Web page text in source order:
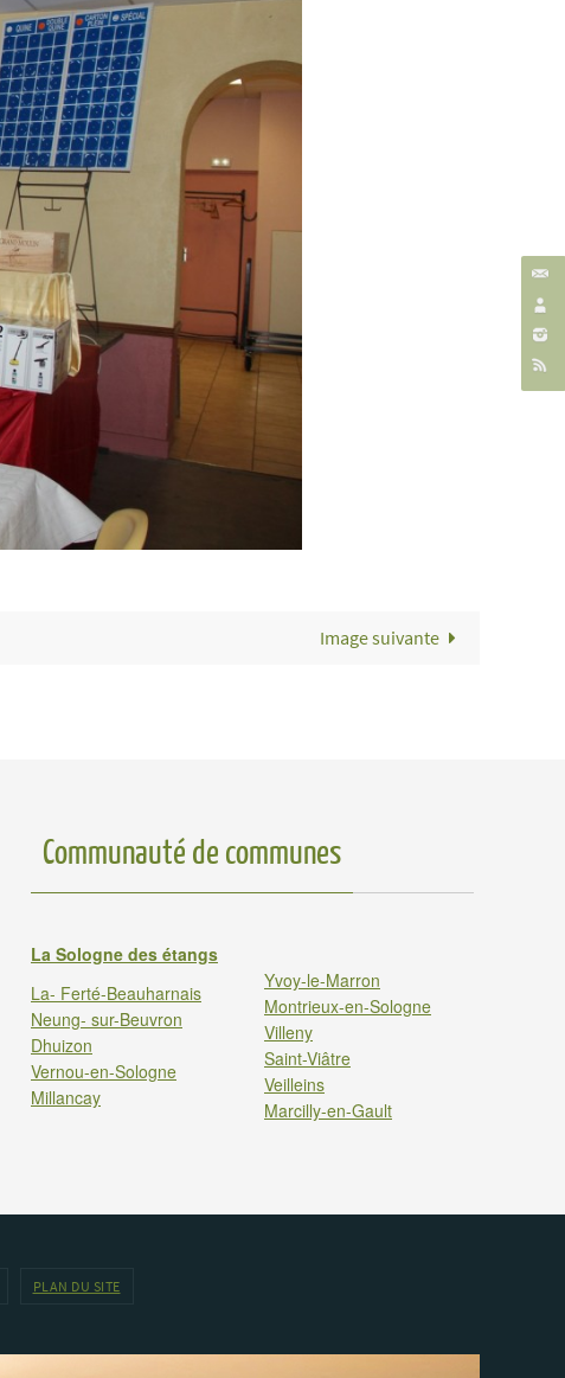
Image suivante
Communauté de communes
La Sologne des étangs
La- Ferté-Beauharnais
Neung- sur-Beuvron
Dhuizon
Vernou-en-Sologne
Millancay
Yvoy-le-Marron
Montrieux-en-Sologne
Villeny
Saint-Viâtre
Veilleins
Marcilly-en-Gault
PLAN DU SITE